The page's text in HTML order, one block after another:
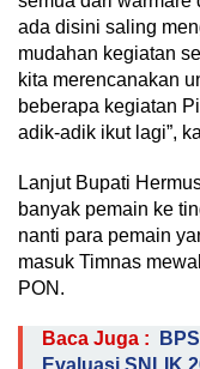
ada disini saling
mudahan kegiatan
kita merencanakan
beberapa kegiatan
adik-adik ikut lagi”,
Lanjut Bupati
banyak pemain ke
nanti para pemain
masuk Timnas
PON.
Baca Juga :
Evaluasi SNLIK